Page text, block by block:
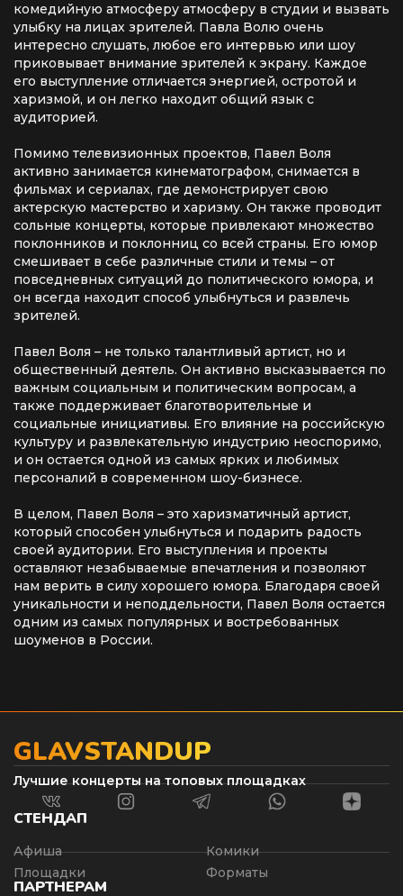
комедийную атмосферу атмосферу в студии и вызвать
улыбку на лицах зрителей. Павла Волю очень
интересно слушать, любое его интервью или шоу
приковывает внимание зрителей к экрану. Каждое
его выступление отличается энергией, остротой и
харизмой, и он легко находит общий язык с
аудиторией.
Помимо телевизионных проектов, Павел Воля
активно занимается кинематографом, снимается в
фильмах и сериалах, где демонстрирует свою
актерскую мастерство и харизму. Он также проводит
сольные концерты, которые привлекают множество
поклонников и поклонниц со всей страны. Его юмор
смешивает в себе различные стили и темы – от
повседневных ситуаций до политического юмора, и
он всегда находит способ улыбнуться и развлечь
зрителей.
Павел Воля – не только талантливый артист, но и
общественный деятель. Он активно высказывается по
важным социальным и политическим вопросам, а
также поддерживает благотворительные и
социальные инициативы. Его влияние на российскую
культуру и развлекательную индустрию неоспоримо,
и он остается одной из самых ярких и любимых
персоналий в современном шоу-бизнесе.
В целом, Павел Воля – это харизматичный артист,
который способен улыбнуться и подарить радость
своей аудитории. Его выступления и проекты
оставляют незабываемые впечатления и позволяют
нам верить в силу хорошего юмора. Благодаря своей
уникальности и неподдельности, Павел Воля остается
одним из самых популярных и востребованных
шоуменов в России.
GLAVSTANDUP
Лучшие концерты на топовых площадках
СТЕНДАП
Афиша
Площадки
Комики
Форматы
ПАРТНЕРАМ